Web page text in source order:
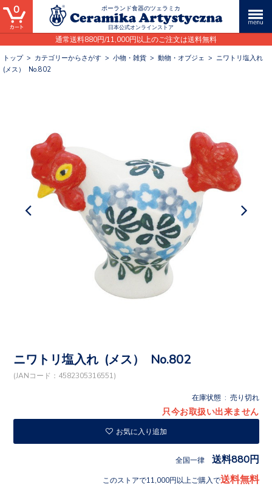
ポーランド食器のツェラミカ
日本公式オンラインストア
通常送料880円/11,000円以上のご注文は送料無料
0
トップ> カテゴリーからさがす > 小物・雑貨 > 動物・オブジェ >
ニワトリ塩入れ
(メス） No.802
ニワトリ塩入れ (メス） No.802
(JANコード：4582305316551)
在庫状態 : 売り切れ
只今お取扱い出来ません
お気に入り追加
全国一律 送料880円
このストアで11,000円以上ご購入で送料無料